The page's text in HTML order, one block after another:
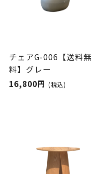
チェアG-006【送料無
料】グレー
16,800円 (税込)